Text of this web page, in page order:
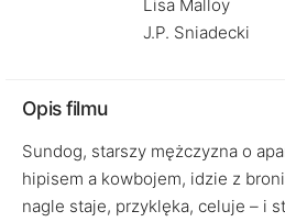
Lisa Malloy
J.P. Sniadecki
Opis filmu
Sundog, starszy mężczyzna o
hipisem a kowbojem, idzie z
nagle staje, przyklęka, celuje – i